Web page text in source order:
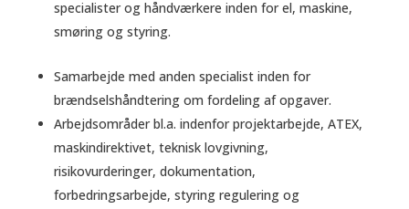
specialister og håndværkere inden for el, maskine,
smøring og styring.
Samarbejde med anden specialist inden for
brændselshåndtering om fordeling af opgaver.
Arbejdsområder bl.a. indenfor projektarbejde, ATEX,
maskindirektivet, teknisk lovgivning,
risikovurderinger, dokumentation,
forbedringsarbejde, styring regulering og